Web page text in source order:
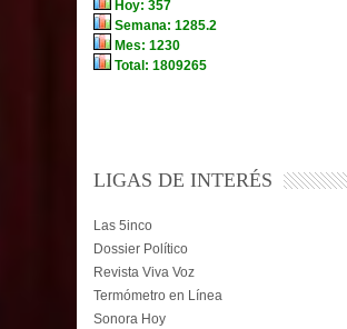
LIGAS DE INTERÉS
Las 5inco
Dossier Político
Revista Viva Voz
Termómetro en Línea
Sonora Hoy